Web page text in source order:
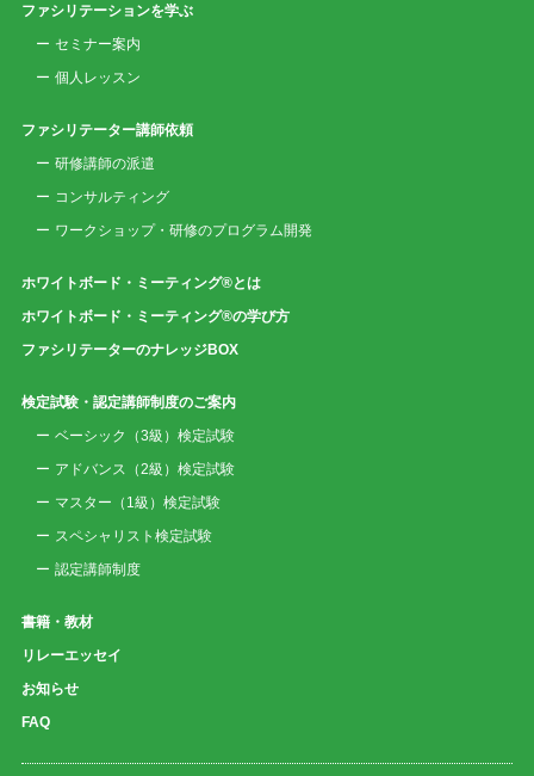
ファシリテーションを学ぶ
セミナー案内
個人レッスン
ファシリテーター講師依頼
研修講師の派遣
コンサルティング
ワークショップ・研修のプログラム開発
ホワイトボード・ミーティング®とは
ホワイトボード・ミーティング®の学び方
ファシリテーターのナレッジBOX
検定試験・認定講師制度のご案内
ベーシック（3級）検定試験
アドバンス（2級）検定試験
マスター（1級）検定試験
スペシャリスト検定試験
認定講師制度
書籍・教材
リレーエッセイ
お知らせ
FAQ